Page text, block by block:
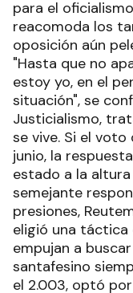
para el
reacomoda los
oposición aún
"Hasta que no
estoy yo, en el
situación", se
Justicialismo,
se vive. Si el
junio, la
estado a la
semejante
presiones,
eligió una táctica
empujan a
santafesino
el 2.003, optó